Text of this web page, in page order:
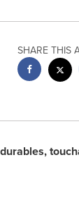
SHARE THIS